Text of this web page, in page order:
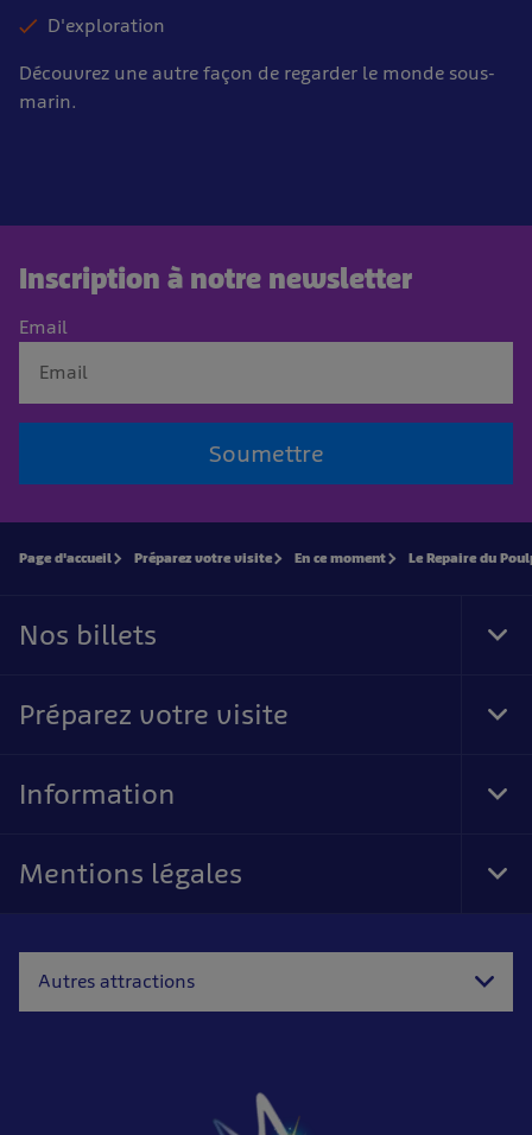
D'exploration
Découvrez une autre façon de regarder le monde sous-
marin.
Inscription à notre newsletter
Email
Soumettre
Autres attractions
Page d'accueil Préparez votre visite En ce moment Le Repaire du
Nos billets
Préparez votre visite
Information
Mentions légales